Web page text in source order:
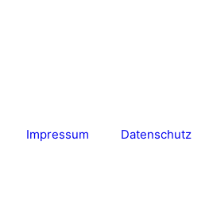
Impressum Datenschutz